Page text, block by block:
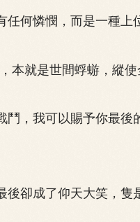
何憐憫，而是一種上
就是世間蜉蝣，縱使
，我可以賜予你最後
卻成了仰天大笑，隻